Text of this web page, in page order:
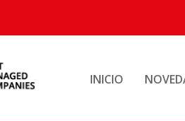
INICIO